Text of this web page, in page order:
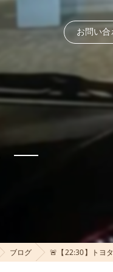
お問い合
ブログ 🚨【22:30】トヨ